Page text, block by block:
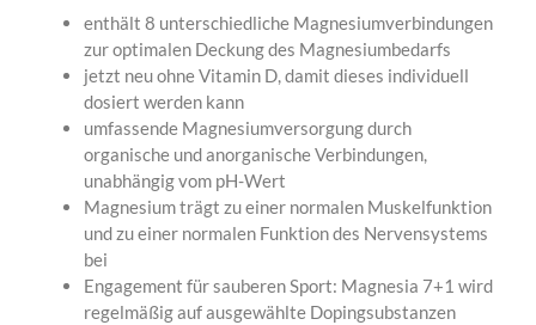
enthält 8 unterschiedliche Magnesiumverbindungen
zur optimalen Deckung des Magnesiumbedarfs
jetzt neu ohne Vitamin D, damit dieses individuell
dosiert werden kann
umfassende Magnesiumversorgung durch
organische und anorganische Verbindungen,
unabhängig vom pH-Wert
Magnesium trägt zu einer normalen Muskelfunktion
und zu einer normalen Funktion des Nervensystems
bei
Engagement für sauberen Sport: Magnesia 7+1 wird
regelmäßig auf ausgewählte Dopingsubstanzen